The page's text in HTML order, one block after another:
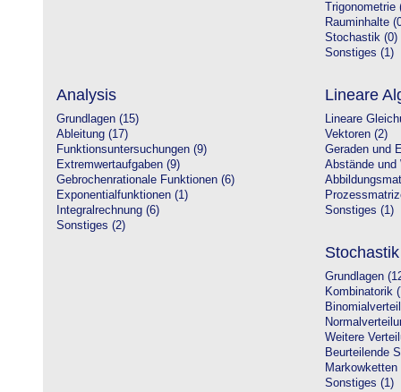
Trigonometrie
Rauminhalte
Stochastik (0)
Sonstiges (1)
Analysis
Grundlagen (15)
Ableitung (17)
Funktionsuntersuchungen (9)
Extremwertaufgaben (9)
Gebrochenrationale Funktionen (6)
Exponentialfunktionen (1)
Integralrechnung (6)
Sonstiges (2)
Lineare
Lineare
Vektoren (2)
Geraden und
Abstände und
Sonstiges (1)
Stochastik
Grundlagen
Kombinatorik
Weitere
Beurteilende
Markowketten
Sonstiges (1)